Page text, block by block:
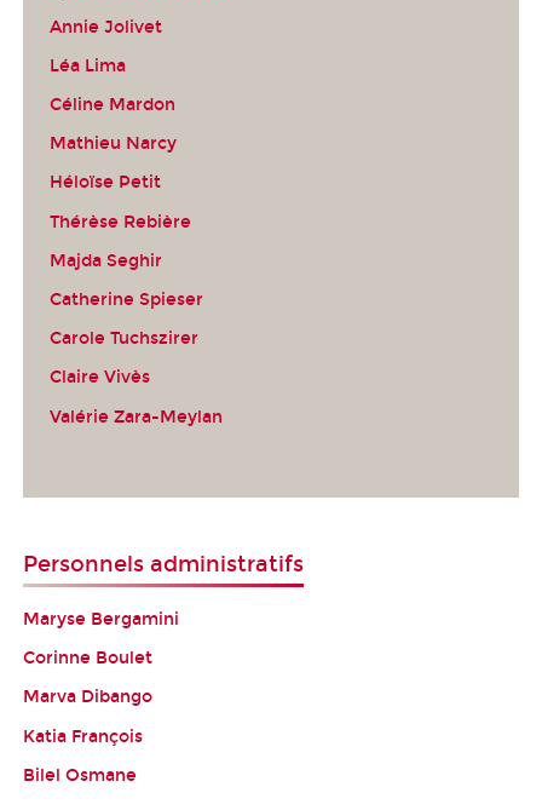
Annie Jolivet
Léa Lima
Céline Mardon
Mathieu Narcy
Héloïse Petit
Thérèse Rebière
Majda Seghir
Catherine Spieser
Carole Tuchszirer
Claire Vivès
Valérie Zara-Meylan
Personnels administratifs
Maryse Bergamini
Corinne Boulet
Marva Dibango
Katia François
Bilel Osmane